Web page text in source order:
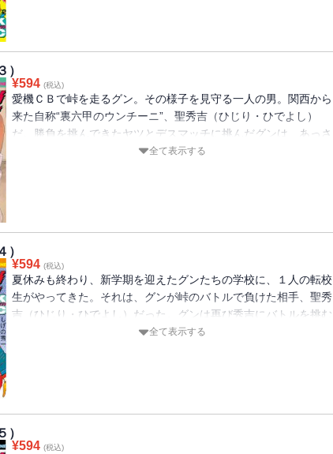
）
¥594 (税込)
愛機ＣＢで峠を走るグン。その様子を見守る一人の男。関西から
来た自称“裏六甲のウンチーニ”、聖秀吉（ひじり・ひでよし）
だ。勝負を挑んできたヤツとデスマッチに挑んだグンは、あっさ
り負けてしまう。負けた理由を探りながら、グンはバイクの奥深
全て表示する
）
¥594 (税込)
夏休みも終わり、新学期を迎えたグンたちの学校に、１人の転校
生がやってきた。それは、グンが峠のバトルで負けた相手、聖秀
吉（ひじり・ひでよし）だった。グンは再び秀吉にバトルを挑む
が、1度では決着はつかず、いく度となくレースは繰り返され
全て表示する
）
¥594 (税込)